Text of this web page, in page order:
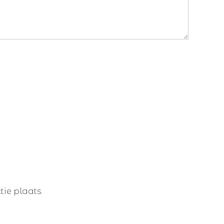
plaats.